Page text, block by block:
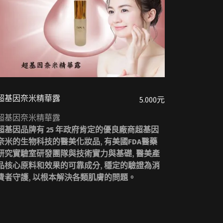
基因奈米精華露
5.000元
基因奈米精華露
基因品牌有 25 年政府肯定的優良廠商超基因
米的生物科技的醫美化妝品‚ 有美國FDA醫藥
究實驗室研發團隊與技術實力與基礎‚ 醫美產
核心原料和效果的可靠成分‚ 穩定的驗證為消
者守護‚ 以根本解決各類肌膚的問題。